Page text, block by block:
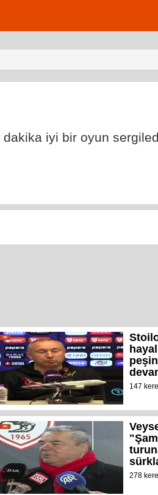
dakika iyi bir oyun
147
278